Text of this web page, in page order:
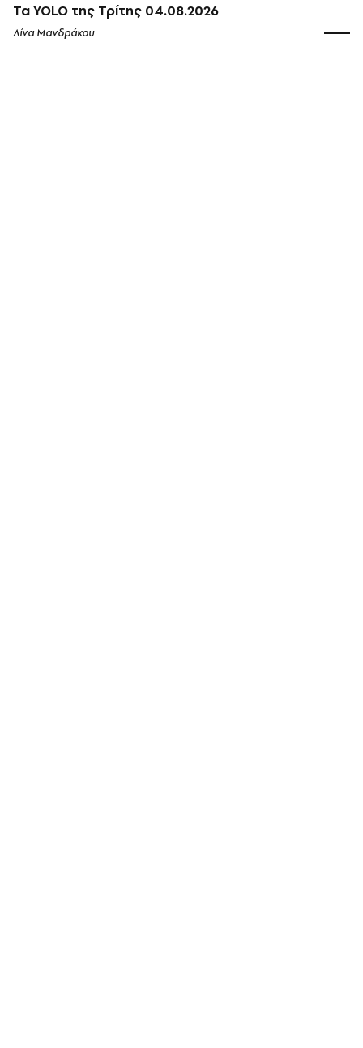
Τα YOLO της Τρίτης 04.08.2026
Λίνα Μανδράκου